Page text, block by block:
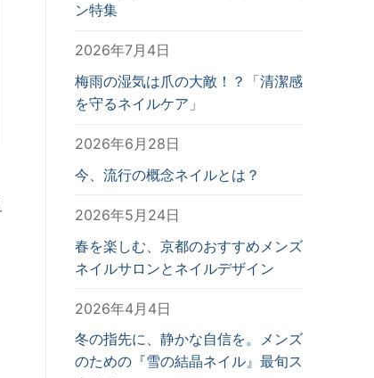
ン特集
2026年7月4日
梅雨の湿気は爪の大敵！？「清潔感
を守るネイルケア」
2026年6月28日
今、流行の概念ネイルとは？
2026年5月24日
春を楽しむ、京都のおすすめメンズ
ネイルサロンとネイルデザイン
2026年4月4日
冬の指先に、静かな自信を。メンズ
のための『雪の結晶ネイル』最旬ス